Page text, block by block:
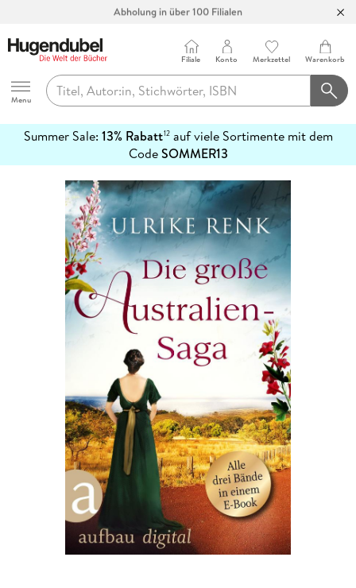
Abholung in über 100 Filialen
Hugendubel
Menu
Filiale Konto Merkzettel Warenkorb
Summer Sale: 13% Rabatt12auf viele Sortimente mit dem
CodeSOMMER13
erfahren